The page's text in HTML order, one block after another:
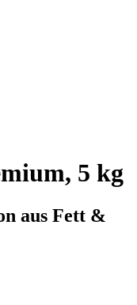
5 kg
aus Fett &